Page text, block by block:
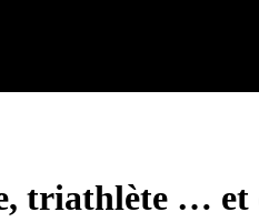
… et